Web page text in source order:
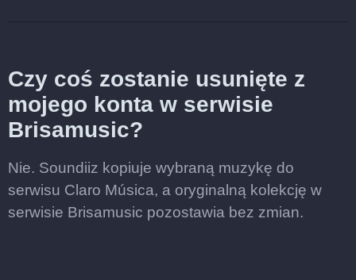
Czy coś zostanie usunięte z
mojego konta w serwisie
Brisamusic?
Nie. Soundiiz kopiuje wybraną muzykę do
serwisu Claro Música, a oryginalną kolekcję w
serwisie Brisamusic pozostawia bez zmian.